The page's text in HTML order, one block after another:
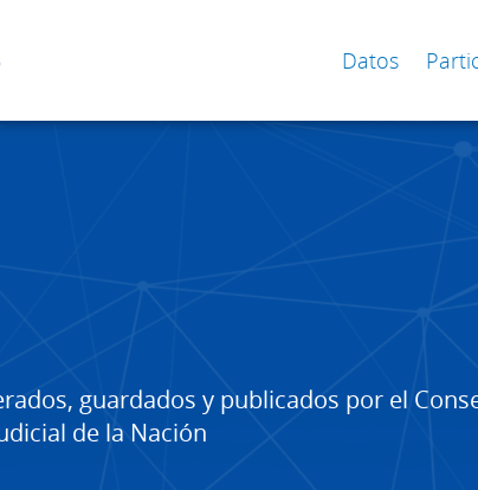
Datos
guardados y publicados por el
de la Nación